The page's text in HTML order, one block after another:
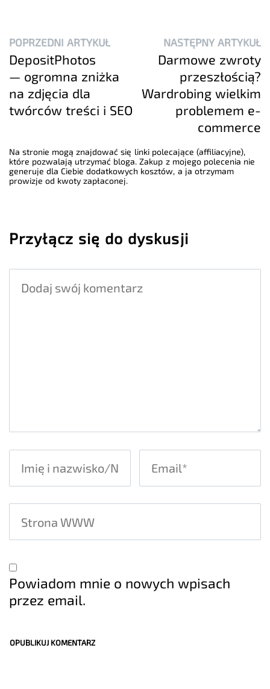
POPRZEDNI ARTYKUŁ
DepositPhotos
— ogromna zniżka
na zdjęcia dla
twórców treści i SEO
NASTĘPNY ARTYKUŁ
Darmowe zwroty
przeszłością?
Wardrobing wielkim
problemem e-
commerce
Na stronie mogą znajdować się linki polecające (affiliacyjne),
które pozwalają utrzymać bloga. Zakup z mojego polecenia nie
generuje dla Ciebie dodatkowych kosztów, a ja otrzymam
prowizje od kwoty zapłaconej.
Przyłącz się do dyskusji
Powiadom mnie o nowych wpisach
przez email.